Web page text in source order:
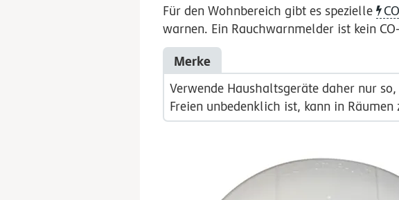
Für den Wohnbereich gibt es spezielle
warnen. Ein Rauchwarnmelder ist kein
Merke
Verwende Haushaltsgeräte daher nur
Freien unbedenklich ist, kann in